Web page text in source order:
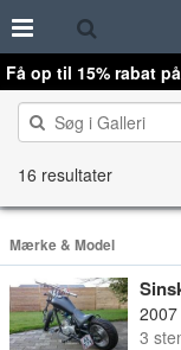
Få op til 15% rabat
16 resultater
Mærke & Model
2007
3